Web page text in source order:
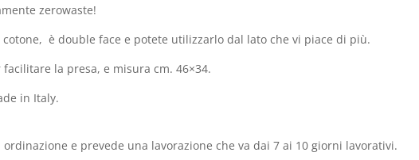
zerowaste!
è double face e potete utilizzarlo dal lato che vi piace di più.
la presa, e misura cm. 46×34.
in Italy.
e prevede una lavorazione che va dai 7 ai 10 giorni lavorativi.